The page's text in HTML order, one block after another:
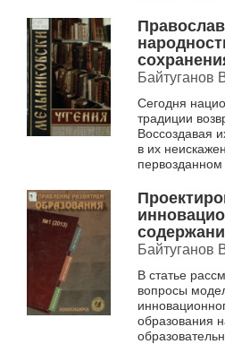
с. Макаровка
района
традиций
Байтуганов
Сегодня
традиции
Воссоздавая
в их
истории
культуре,
русской
культуры.
Байтуганов
В статье
вопросы
образования